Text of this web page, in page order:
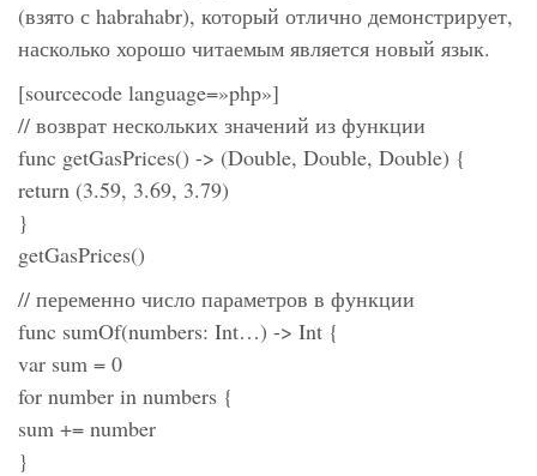
(взято с habrahabr), который отлично демонстрирует,
насколько хорошо читаемым является новый язык.
[sourcecode language=»php»]
// возврат нескольких значений из функции
func getGasPrices() -> (Double, Double, Double) {
return (3.59, 3.69, 3.79)
}
getGasPrices()
// переменно число параметров в функции
func sumOf(numbers: Int…) -> Int {
var sum = 0
for number in numbers {
sum += number
}